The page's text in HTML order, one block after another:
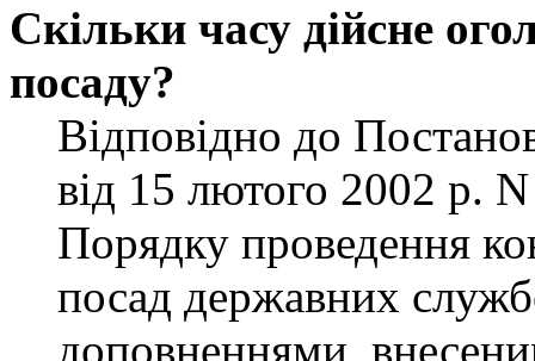
Скільки часу дійсне
посаду?
Відповідно до
від 15 лютого 2002 р.
Порядку проведення
посад державних
доповненнями,